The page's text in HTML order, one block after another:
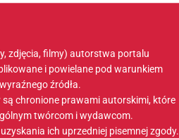
zdjęcia, filmy) autorstwa portalu
i powielane pod warunkiem
źródła.
są chronione prawami autorskimi, które
twórcom i wydawcom.
ich uprzedniej pisemnej zgody.